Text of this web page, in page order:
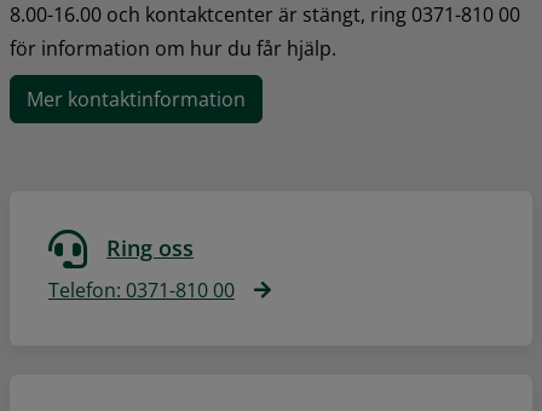
8.00-16.00 och kontaktcenter är stängt, ring 0371-810 00
för information om hur du får hjälp.
Mer kontaktinformation
Ring oss
Telefon: 0371-810 00